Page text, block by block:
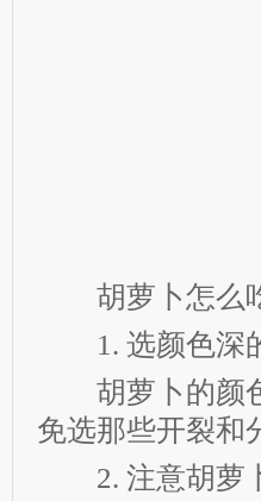
胡萝卜怎么
1. 选颜色深
胡萝卜的颜色
免选那些开裂和
2. 注意胡萝